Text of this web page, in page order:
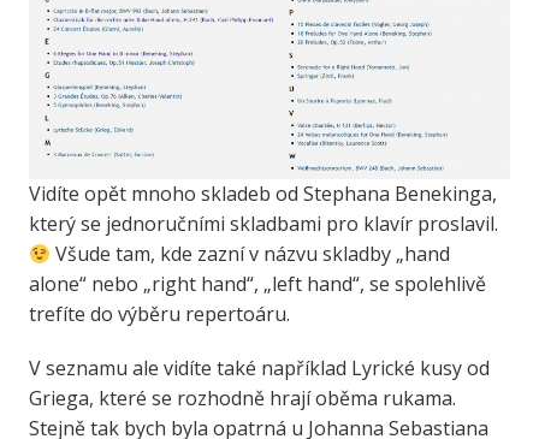
Vidíte opět mnoho skladeb od Stephana Benekinga,
který se jednoručními skladbami pro klavír proslavil.
Všude tam, kde zazní v názvu skladby „hand
alone“ nebo „right hand“, „left hand“, se spolehlivě
trefíte do výběru repertoáru.
V seznamu ale vidíte také například Lyrické kusy od
Griega, které se rozhodně hrají oběma rukama.
Stejně tak bych byla opatrná u Johanna Sebastiana